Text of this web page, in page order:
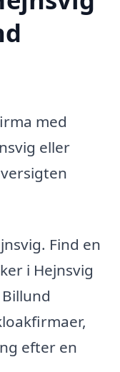
med
eller
Find en
i Hejnsvig
efter en